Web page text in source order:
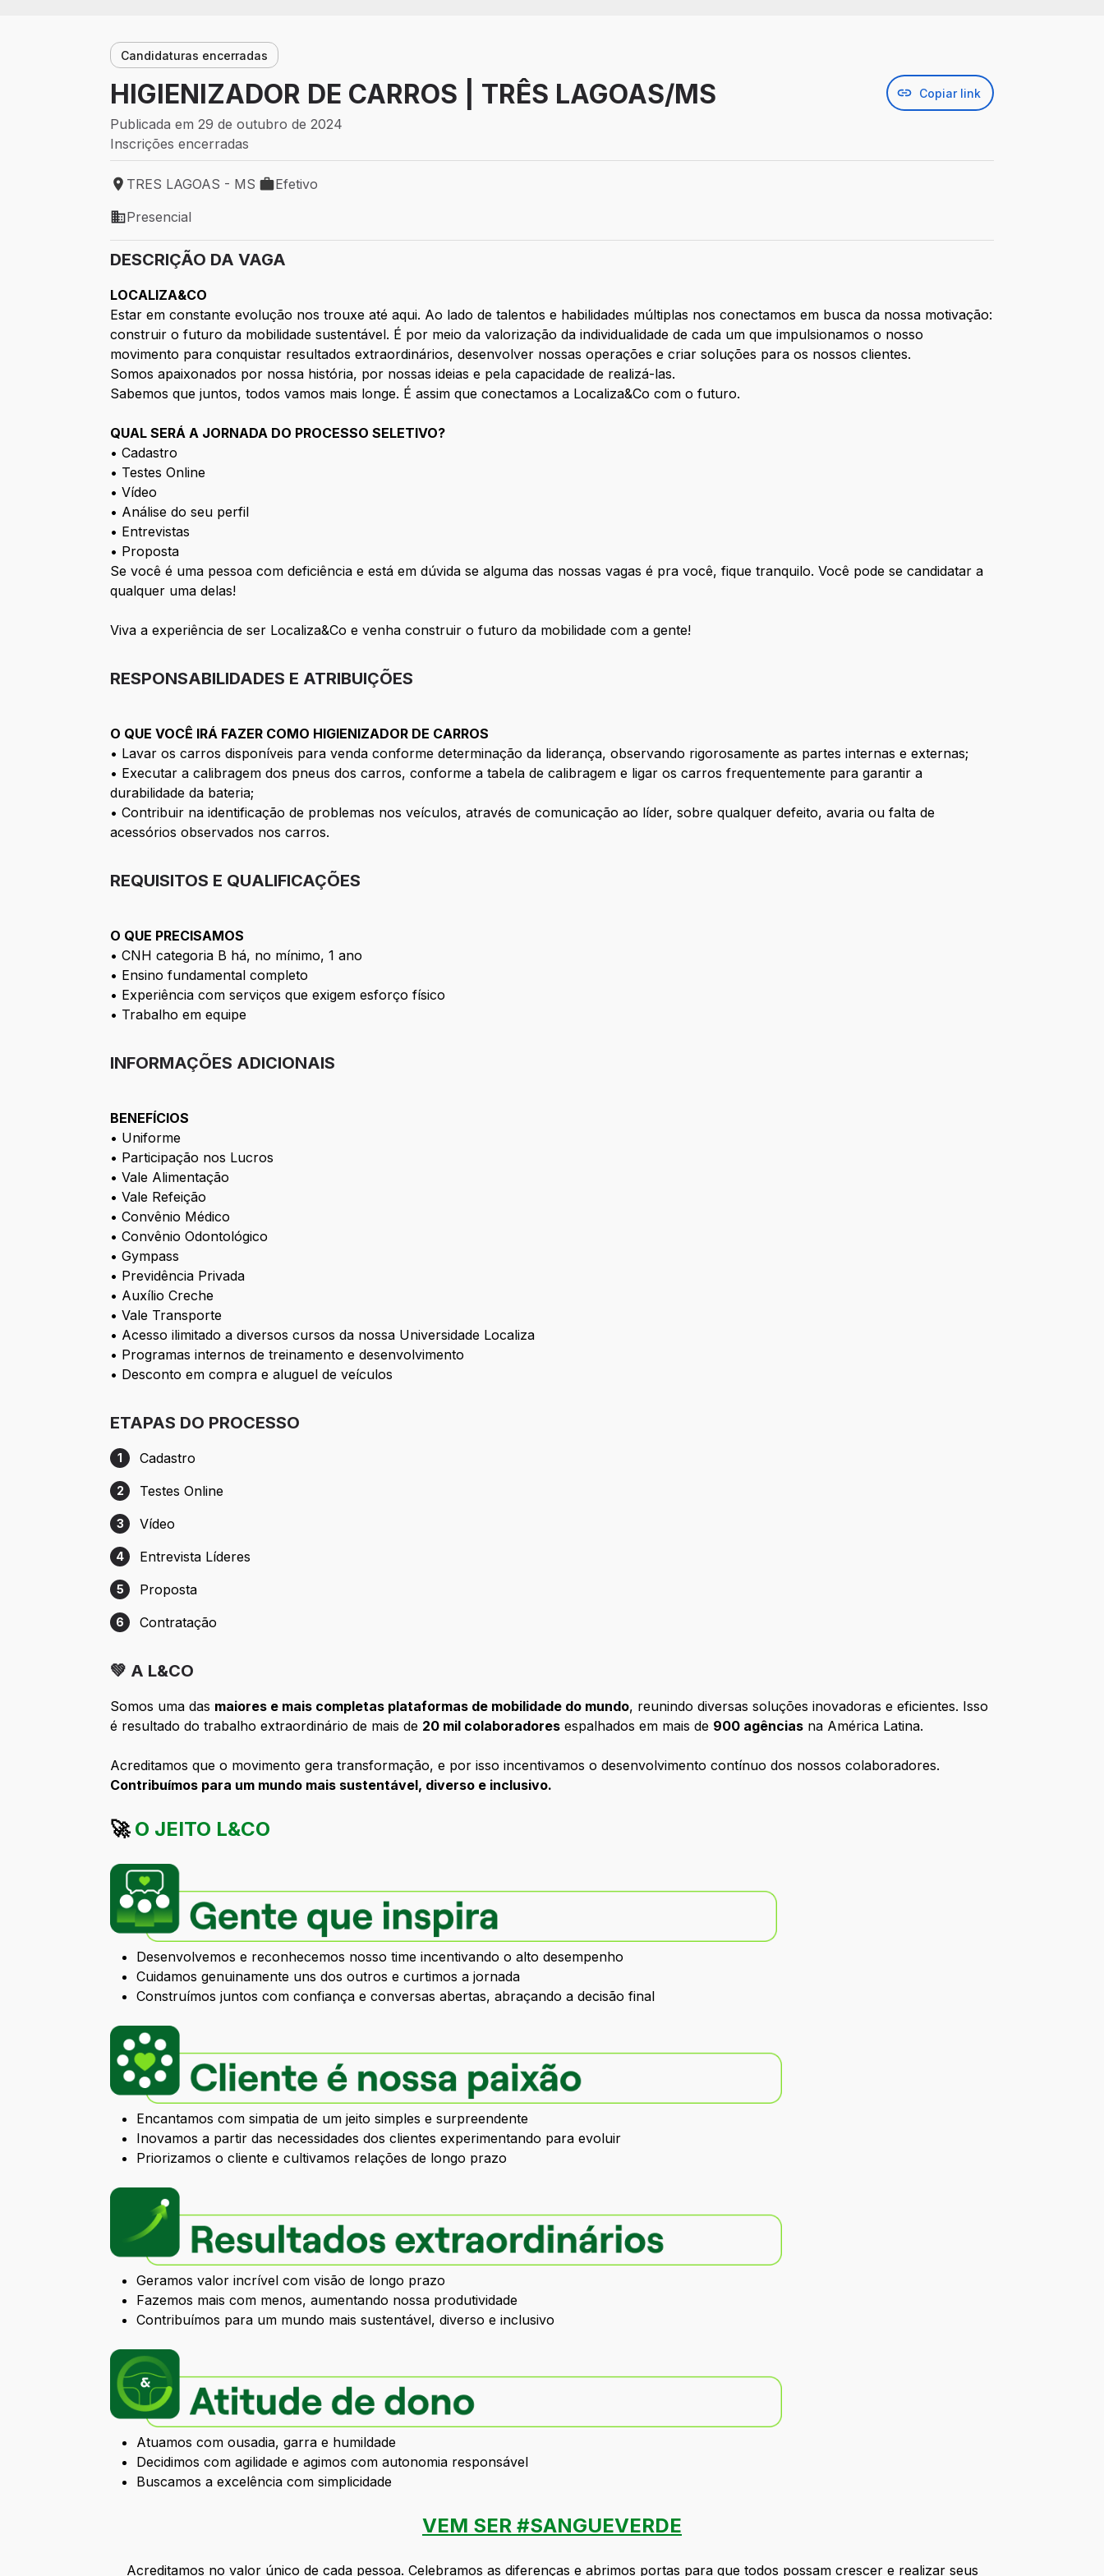
Candidaturas encerradas
HIGIENIZADOR DE CARROS | TRÊS LAGOAS/MS Copiar link
Publicada em 29 de outubro de 2024
Inscrições encerradas
Local de trabalho: TRES LAGOAS - MS
TRES LAGOAS - MS
Tipo de vaga: Efetivo
Efetivo
Modelo de trabalho: Presencial
Presencial
DESCRIÇÃO DA VAGA
LOCALIZA&CO
Estar em constante evolução nos trouxe até aqui. Ao lado de talentos e habilidades múltiplas nos conectamos em busca da nossa motivação:
construir o futuro da mobilidade sustentável. É por meio da valorização da individualidade de cada um que impulsionamos o nosso
movimento para conquistar resultados extraordinários, desenvolver nossas operações e criar soluções para os nossos clientes.
Somos apaixonados por nossa história, por nossas ideias e pela capacidade de realizá-las.
Sabemos que juntos, todos vamos mais longe. É assim que conectamos a Localiza&Co com o futuro.
QUAL SERÁ A JORNADA DO PROCESSO SELETIVO?
• Cadastro
• Testes Online
• Vídeo
• Análise do seu perfil
• Entrevistas
• Proposta
Se você é uma pessoa com deficiência e está em dúvida se alguma das nossas vagas é pra você, fique tranquilo. Você pode se candidatar a
qualquer uma delas!
Viva a experiência de ser Localiza&Co e venha construir o futuro da mobilidade com a gente!
RESPONSABILIDADES E ATRIBUIÇÕES
O QUE VOCÊ IRÁ FAZER COMO HIGIENIZADOR DE CARROS
• Lavar os carros disponíveis para venda conforme determinação da liderança, observando rigorosamente as partes internas e externas;
• Executar a calibragem dos pneus dos carros, conforme a tabela de calibragem e ligar os carros frequentemente para garantir a
durabilidade da bateria;
• Contribuir na identificação de problemas nos veículos, através de comunicação ao líder, sobre qualquer defeito, avaria ou falta de
acessórios observados nos carros.
REQUISITOS E QUALIFICAÇÕES
O QUE PRECISAMOS
• CNH categoria B há, no mínimo, 1 ano
• Ensino fundamental completo
• Experiência com serviços que exigem esforço físico
• Trabalho em equipe
INFORMAÇÕES ADICIONAIS
BENEFÍCIOS
• Uniforme
• Participação nos Lucros
• Vale Alimentação
• Vale Refeição
• Convênio Médico
• Convênio Odontológico
• Gympass
• Previdência Privada
• Auxílio Creche
• Vale Transporte
• Acesso ilimitado a diversos cursos da nossa Universidade Localiza
• Programas internos de treinamento e desenvolvimento
• Desconto em compra e aluguel de veículos
ETAPAS DO PROCESSO
Etapa 1: Cadastro
1 Cadastro
Etapa 2: Testes Online
2 Testes Online
Etapa 3: Vídeo
3 Vídeo
Etapa 4: Entrevista Líderes
4 Entrevista Líderes
Etapa 5: Proposta
5 Proposta
Etapa 6: Contratação
6 Contratação
💚 A L&CO
Somos uma das maiores e mais completas plataformas de mobilidade do mundo, reunindo diversas soluções inovadoras e eficientes. Isso
é resultado do trabalho extraordinário de mais de 20 mil colaboradores espalhados em mais de 900 agências na América Latina.
Acreditamos que o movimento gera transformação, e por isso incentivamos o desenvolvimento contínuo dos nossos colaboradores.
Contribuímos para um mundo mais sustentável, diverso e inclusivo.
🚀 O JEITO L&CO
Desenvolvemos e reconhecemos nosso time incentivando o alto desempenho
Cuidamos genuinamente uns dos outros e curtimos a jornada
Construímos juntos com confiança e conversas abertas, abraçando a decisão final
Encantamos com simpatia de um jeito simples e surpreendente
Inovamos a partir das necessidades dos clientes experimentando para evoluir
Priorizamos o cliente e cultivamos relações de longo prazo
Geramos valor incrível com visão de longo prazo
Fazemos mais com menos, aumentando nossa produtividade
Contribuímos para um mundo mais sustentável, diverso e inclusivo
Atuamos com ousadia, garra e humildade
Decidimos com agilidade e agimos com autonomia responsável
Buscamos a excelência com simplicidade
VEM SER #SANGUEVERDE
Acreditamos no valor único de cada pessoa. Celebramos as diferenças e abrimos portas para que todos possam crescer e realizar seus